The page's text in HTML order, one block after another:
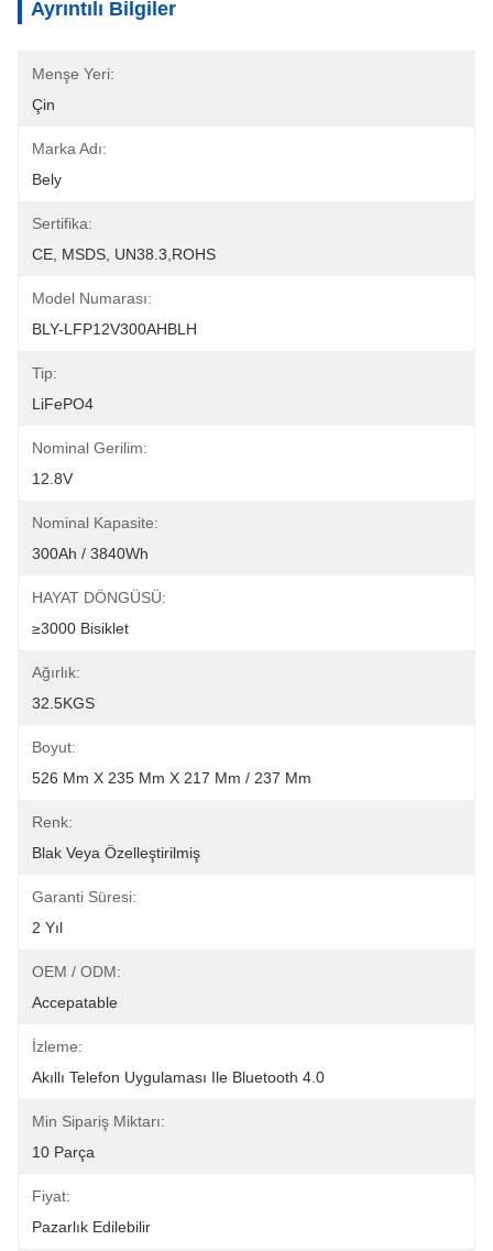
Ayrıntılı Bilgiler
Menşe Yeri:
Çin
Marka Adı:
Bely
Sertifika:
CE, MSDS, UN38.3,ROHS
Model Numarası:
BLY-LFP12V300AHBLH
Tip:
LiFePO4
Nominal Gerilim:
12.8V
Nominal Kapasite:
300Ah / 3840Wh
HAYAT DÖNGÜSÜ:
≥3000 Bisiklet
Ağırlık:
32.5KGS
Boyut:
526 Mm X 235 Mm X 217 Mm / 237 Mm
Renk:
Blak Veya Özelleştirilmiş
Garanti Süresi:
2 Yıl
OEM / ODM:
Accepatable
İzleme:
Akıllı Telefon Uygulaması Ile Bluetooth 4.0
Min Sipariş Miktarı:
10 Parça
Fiyat:
Pazarlık Edilebilir